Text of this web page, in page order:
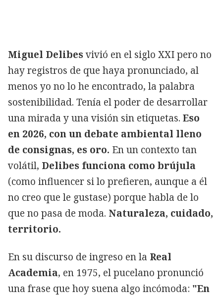
Miguel Delibesvivió en el siglo XXI pero no
hay registros de que haya pronunciado, al
menos yo no lo he encontrado, la palabra
sostenibilidad. Tenía el poder de desarrollar
una mirada y una visión sin etiquetas. Eso
en 2026, con un debate ambiental lleno
de consignas, es oro. En un contexto tan
volátil, Delibes funciona como brújula
(como influencer si lo prefieren, aunque a él
no creo que le gustase) porque habla de lo
que no pasa de moda. Naturaleza, cuidado,
territorio.
En su discurso de ingreso en la Real
Academia, en 1975, el pucelano pronunció
una frase que hoy suena algo incómoda: "En